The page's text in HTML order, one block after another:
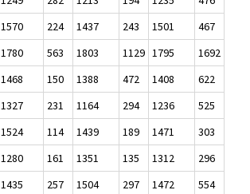
1570 224 1437 243 1501
467
1780 563 1803 1129 1795
1692
1468 150 1388 472 1408
622
1327 231 1164 294 1236
525
1524 114 1439 189 1471
303
1280 161 1351 135 1312
296
1435 257 1504 297 1472
554